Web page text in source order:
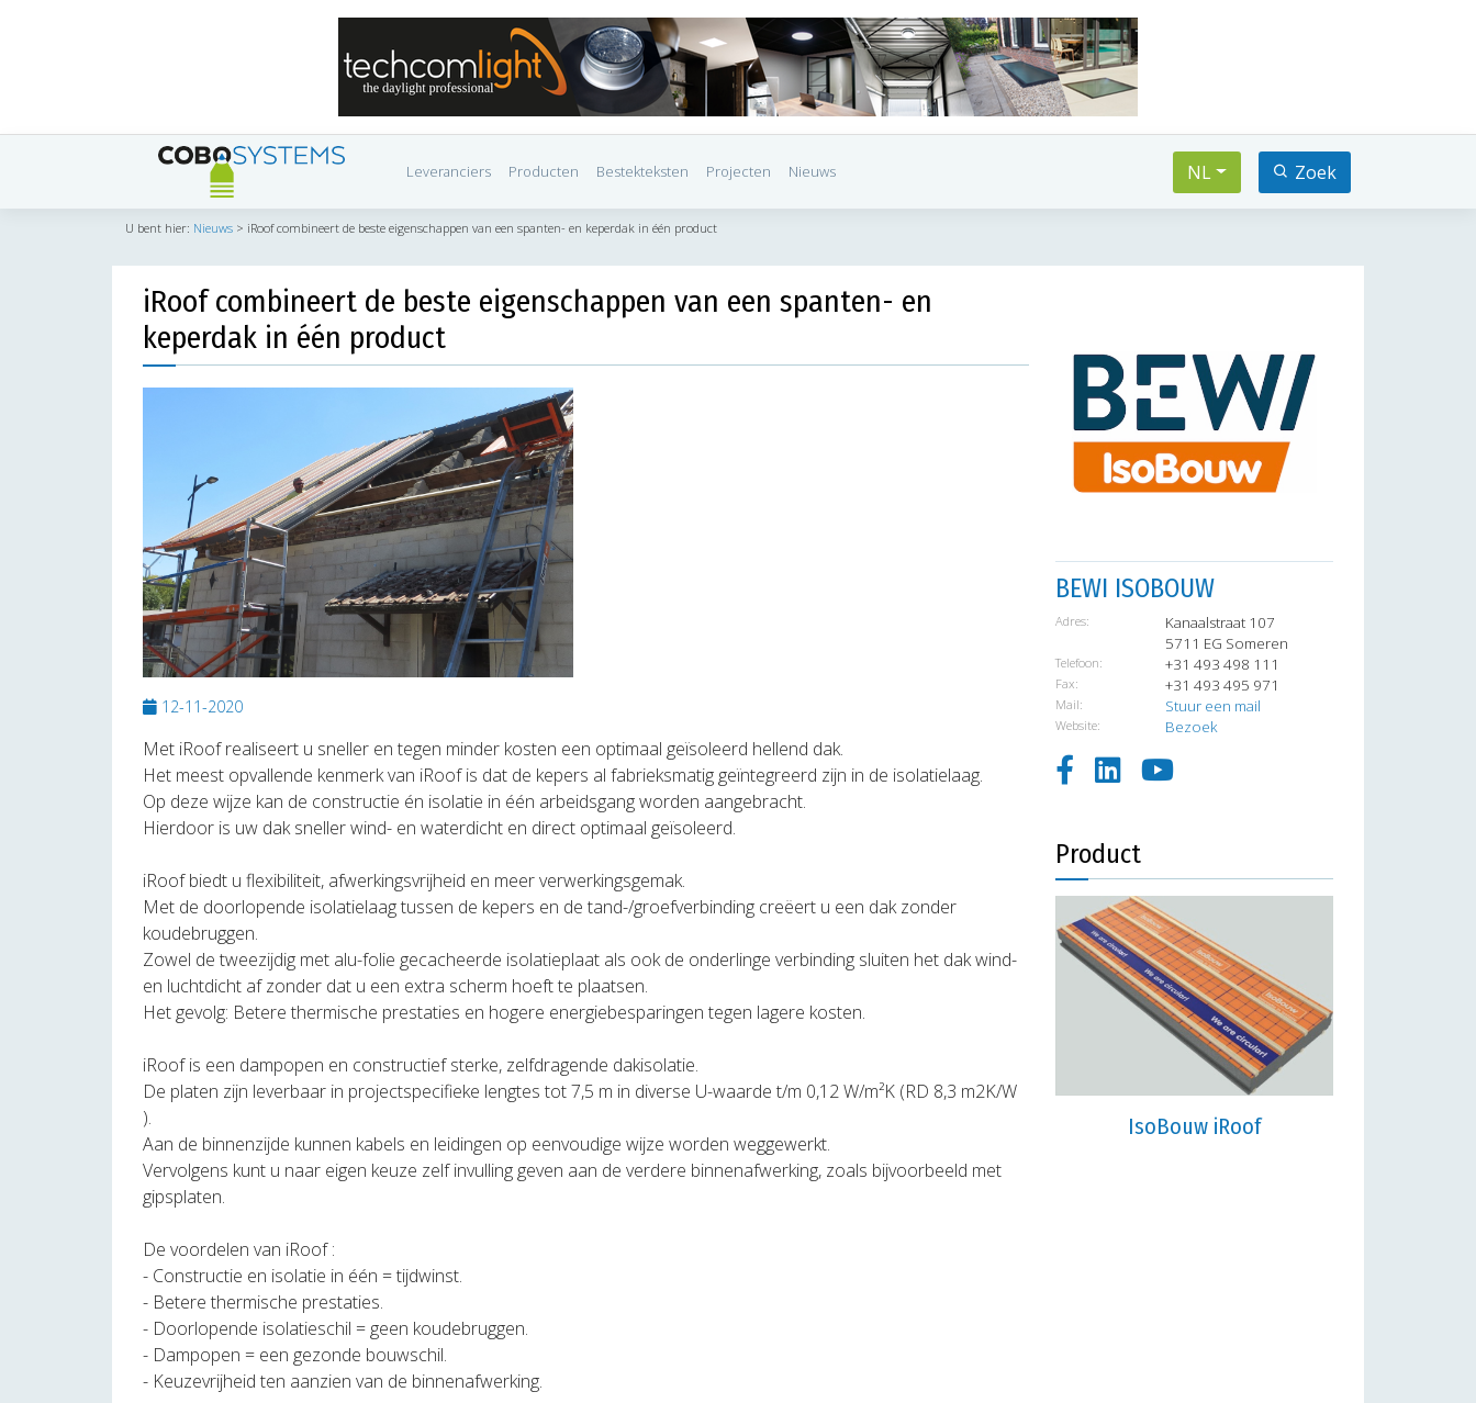
Leveranciers Producten Bestekteksten Projecten Nieuws NL Zoek
U bent hier: Nieuws > iRoof combineert de beste eigenschappen van een spanten- en keperdak in één product
iRoof combineert de beste eigenschappen van een spanten- en
keperdak in één product
12-11-2020
Met iRoof realiseert u sneller en tegen minder kosten een optimaal geïsoleerd hellend dak.
Het meest opvallende kenmerk van iRoof is dat de kepers al fabrieksmatig geïntegreerd zijn in de isolatielaag.
Op deze wijze kan de constructie én isolatie in één arbeidsgang worden aangebracht.
Hierdoor is uw dak sneller wind- en waterdicht en direct optimaal geïsoleerd.
iRoof biedt u flexibiliteit, afwerkingsvrijheid en meer verwerkingsgemak.
Met de doorlopende isolatielaag tussen de kepers en de tand-/groefverbinding creëert u een dak zonder
koudebruggen.
Zowel de tweezijdig met alu-folie gecacheerde isolatieplaat als ook de onderlinge verbinding sluiten het dak wind-
en luchtdicht af zonder dat u een extra scherm hoeft te plaatsen.
Het gevolg: Betere thermische prestaties en hogere energiebesparingen tegen lagere kosten.
iRoof is een dampopen en constructief sterke, zelfdragende dakisolatie.
De platen zijn leverbaar in projectspecifieke lengtes tot 7,5 m in diverse U-waarde t/m 0,12 W/m²K (RD 8,3 m2K/W
).
Aan de binnenzijde kunnen kabels en leidingen op eenvoudige wijze worden weggewerkt.
Vervolgens kunt u naar eigen keuze zelf invulling geven aan de verdere binnenafwerking, zoals bijvoorbeeld met
gipsplaten.
De voordelen van iRoof :
- Constructie en isolatie in één = tijdwinst.
- Betere thermische prestaties.
- Doorlopende isolatieschil = geen koudebruggen.
- Dampopen = een gezonde bouwschil.
- Keuzevrijheid ten aanzien van de binnenafwerking.
BEWI ISOBOUW
Adres:
Kanaalstraat 107
5711 EG Someren
Telefoon: +31 493 498 111
Fax: +31 493 495 971
Mail: Stuur een mail
Website: Bezoek
Product
IsoBouw iRoof